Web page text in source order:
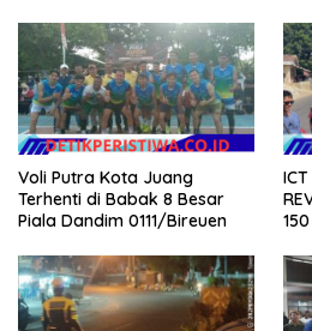
Voli Putra Kota Juang
Terhenti di Babak 8 Besar
Piala Dandim 0111/Bireuen